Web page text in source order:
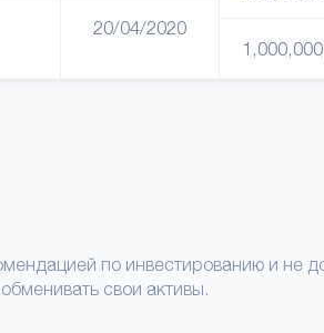
20/04/2020
по инвестированию и не
свои активы.